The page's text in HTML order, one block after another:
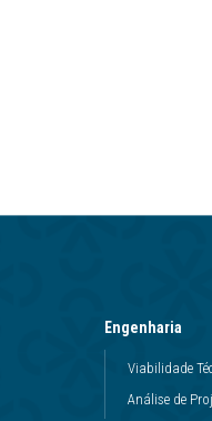
Engenharia
Viabilidade
Análise de